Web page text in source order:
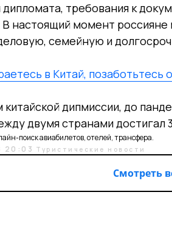
требования к
настоящий момент
семейную и
в Китай, позаботьтесь
дипмиссии, до
двумя странами
поиск авиабилетов, отелей, трансфера.
20:03 Туристические новости
Смотреть